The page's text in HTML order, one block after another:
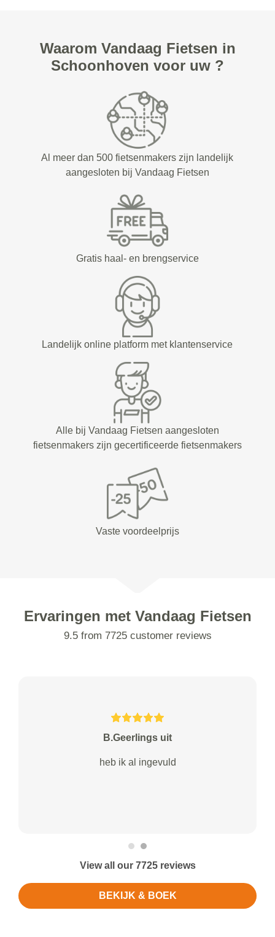
Waarom Vandaag Fietsen in
Schoonhoven voor uw ?
Al meer dan 500 fietsenmakers zijn landelijk
aangesloten bij Vandaag Fietsen
Gratis haal- en brengservice
Landelijk online platform met klantenservice
Alle bij Vandaag Fietsen aangesloten
fietsenmakers zijn gecertificeerde fietsenmakers
Vaste voordeelprijs
Ervaringen met Vandaag Fietsen
9.5 from 7725 customer reviews
B.Geerlings uit
heb ik al ingevuld
View all our 7725 reviews
BEKIJK & BOEK